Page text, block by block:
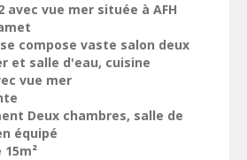
avec vue mer située à AFH
compose vaste salon deux
et salle d'eau, cuisine
vue mer
Deux chambres, salle de
équipé